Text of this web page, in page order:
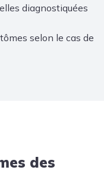
diagnostiquées
selon le cas de
des